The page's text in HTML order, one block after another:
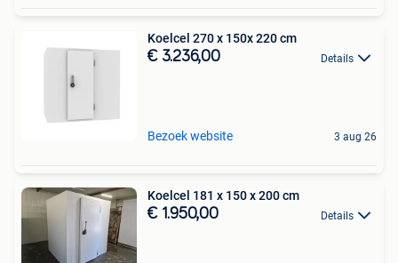
Koelcel 270 x 150x 220 cm
€ 3.236,00 Details
Bezoek website 3 aug 26
Koelcel 181 x 150 x 200 cm
€ 1.950,00 Details